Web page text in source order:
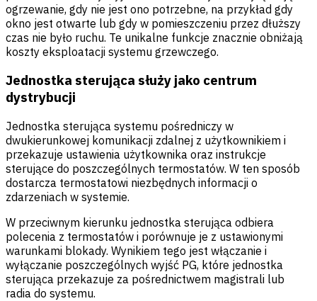
ogrzewanie, gdy nie jest ono potrzebne, na przykład gdy
okno jest otwarte lub gdy w pomieszczeniu przez dłuższy
czas nie było ruchu. Te unikalne funkcje znacznie obniżają
koszty eksploatacji systemu grzewczego.
Jednostka sterująca służy jako centrum
dystrybucji
Jednostka sterująca systemu pośredniczy w
dwukierunkowej komunikacji zdalnej z użytkownikiem i
przekazuje ustawienia użytkownika oraz instrukcje
sterujące do poszczególnych termostatów. W ten sposób
dostarcza termostatowi niezbędnych informacji o
zdarzeniach w systemie.
W przeciwnym kierunku jednostka sterująca odbiera
polecenia z termostatów i porównuje je z ustawionymi
warunkami blokady. Wynikiem tego jest włączanie i
wyłączanie poszczególnych wyjść PG, które jednostka
sterująca przekazuje za pośrednictwem magistrali lub
radia do systemu.